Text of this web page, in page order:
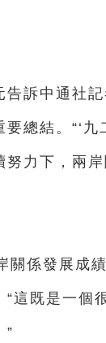
訴中通社記
總結。“‘九
力下，兩
係發展成績
這既是一個
”